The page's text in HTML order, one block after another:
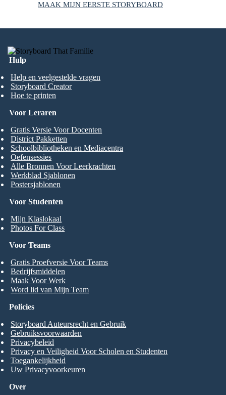
MAAK MIJN EERSTE STORYBOARD
Hulp
Help en veelgestelde vragen
Storyboard Creator
Hoe te printen
Voor Studenten
Mijn Klaslokaal
Photos For Class
Voor Leraren
Gratis Versie Voor Docenten
District Pakketten
Schoolbibliotheken en Mediacentra
Oefensessies
Alle Bronnen Voor Leerkrachten
Werkblad Sjablonen
Postersjablonen
Voor Teams
Gratis Proefversie Voor Teams
Bedrijfsmiddelen
Maak Voor Werk
Word lid van Mijn Team
Over
Policies
Storyboard Auteursrecht en Gebruik
Gebruiksvoorwaarden
Privacybeleid
Privacy en Veiligheid Voor Scholen en Studenten
Toegankelijkheid
Uw Privacyvoorkeuren